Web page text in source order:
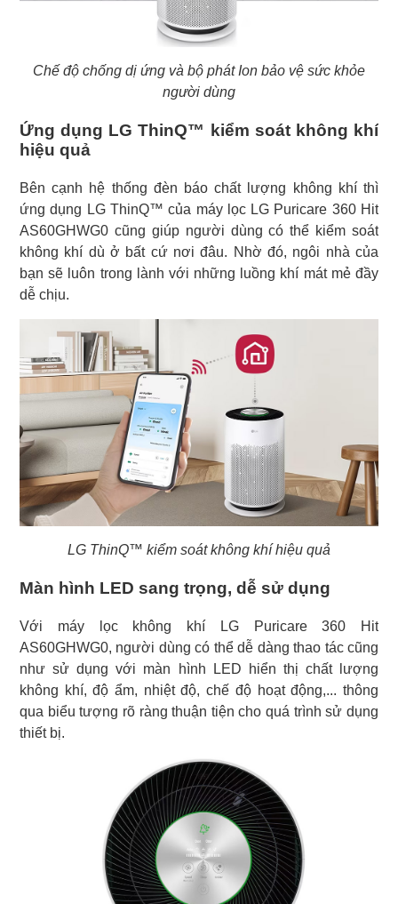
Chế độ chống dị ứng và bộ phát Ion bảo vệ sức khỏe
người dùng
Ứng dụng LG ThinQ™ kiểm soát không khí
hiệu quả
Bên cạnh hệ thống đèn báo chất lượng không khí thì
ứng dụng LG ThinQ™ của máy lọc LG Puricare 360 Hit
AS60GHWG0 cũng giúp người dùng có thể kiểm soát
không khí dù ở bất cứ nơi đâu. Nhờ đó, ngôi nhà của
bạn sẽ luôn trong lành với những luồng khí mát mẻ đầy
dễ chịu.
LG ThinQ™ kiểm soát không khí hiệu quả
Màn hình LED sang trọng, dễ sử dụng
Với máy lọc không khí LG Puricare 360 Hit
AS60GHWG0, người dùng có thể dễ dàng thao tác cũng
như sử dụng với màn hình LED hiển thị chất lượng
không khí, độ ẩm, nhiệt độ, chế độ hoạt động,... thông
qua biểu tượng rõ ràng thuận tiện cho quá trình sử dụng
thiết bị.